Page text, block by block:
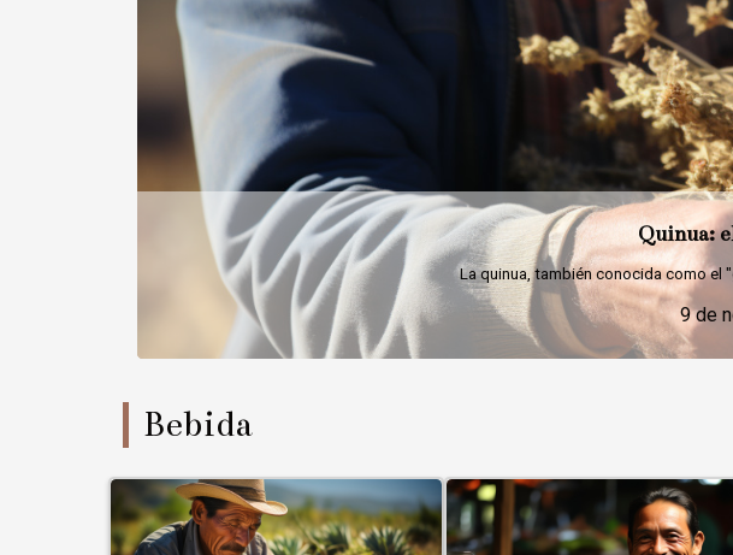
Secretos de
Adentrarse en los dominios de la
9 de
Bebida